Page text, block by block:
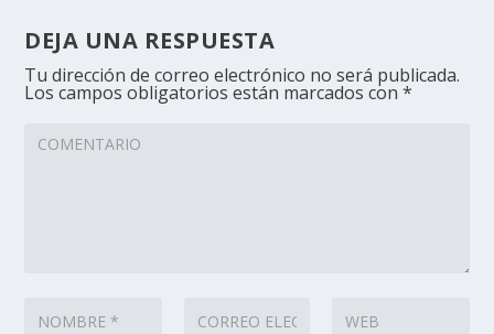
DEJA UNA RESPUESTA
Tu dirección de correo electrónico no será publicada.
Los campos obligatorios están marcados con*